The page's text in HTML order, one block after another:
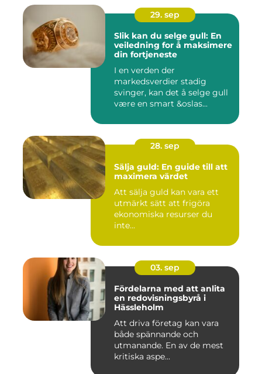
29. sep
Slik kan du selge gull: En
veiledning for å maksimere
din fortjeneste
I en verden der
markedsverdier stadig
svinger, kan det å selge gull
være en smart &oslas...
28. sep
Sälja guld: En guide till att
maximera värdet
Att sälja guld kan vara ett
utmärkt sätt att frigöra
ekonomiska resurser du
inte...
03. sep
Fördelarna med att anlita
en redovisningsbyrå i
Hässleholm
Att driva företag kan vara
både spännande och
utmanande. En av de mest
kritiska aspe...